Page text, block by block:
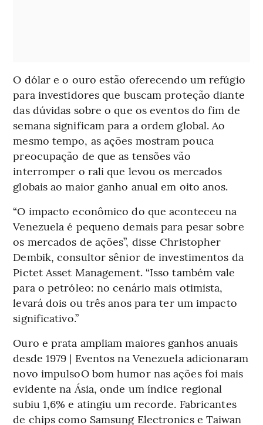
O dólar e o ouro estão oferecendo um refúgio
para investidores que buscam proteção diante
das dúvidas sobre o que os eventos do fim de
semana significam para a ordem global. Ao
mesmo tempo, as ações mostram pouca
preocupação de que as tensões vão
interromper o rali que levou os mercados
globais ao maior ganho anual em oito anos.
“O impacto econômico do que aconteceu na
Venezuela é pequeno demais para pesar sobre
os mercados de ações”, disse Christopher
Dembik, consultor sênior de investimentos da
Pictet Asset Management. “Isso também vale
para o petróleo: no cenário mais otimista,
levará dois ou três anos para ter um impacto
significativo.”
Ouro e prata ampliam maiores ganhos anuais
desde 1979 | Eventos na Venezuela adicionaram
novo impulsoO bom humor nas ações foi mais
evidente na Ásia, onde um índice regional
subiu 1,6% e atingiu um recorde. Fabricantes
de chips como Samsung Electronics e Taiwan